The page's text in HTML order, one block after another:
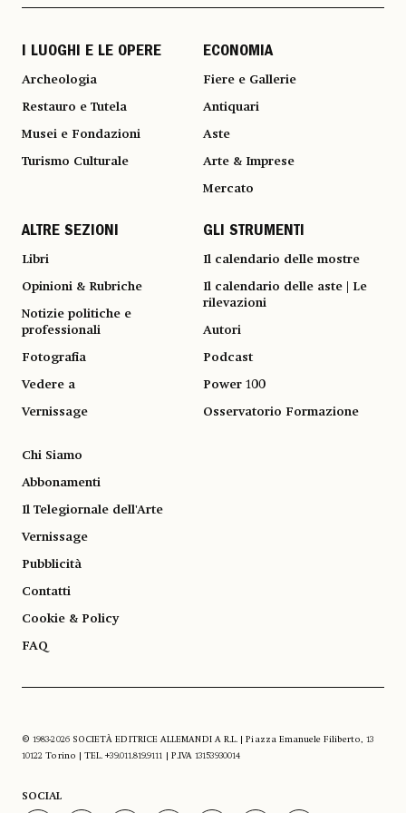
I LUOGHI E LE OPERE
Archeologia
Restauro e Tutela
Musei e Fondazioni
Turismo Culturale
ECONOMIA
Fiere e Gallerie
Antiquari
Aste
Arte & Imprese
Mercato
ALTRE SEZIONI
Libri
Opinioni & Rubriche
Notizie politiche e
professionali
Fotografia
Vedere a
Vernissage
GLI STRUMENTI
Il calendario delle mostre
Il calendario delle aste | Le
rilevazioni
Autori
Podcast
Power 100
Osservatorio Formazione
Chi Siamo
Abbonamenti
Il Telegiornale dell'Arte
Vernissage
Pubblicità
Contatti
Cookie & Policy
FAQ
© 1983-2026 SOCIETÀ EDITRICE ALLEMANDI A R.L. | Piazza Emanuele Filiberto, 13
10122 Torino | TEL. +39.011.819.9111 | P.IVA 13153930014
SOCIAL